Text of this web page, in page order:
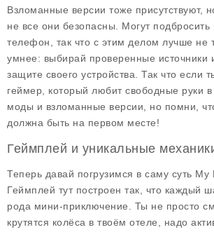
Взломанные версии тоже присутствуют,
не все они безопасны. Могут подбросить
телефон, так что с этим делом лучше не
умнее: выбирай проверенные источники
защите своего устройства. Так что если
геймер, который любит свободные руки
моды и взломанные версии, но помни,
должна быть на первом месте!
Геймплей и уникальные
Теперь давай погрузимся в саму суть My
Геймплей тут построен так, что каждый
рода мини-приключение. Ты не просто
крутятся колёса в твоём отеле, надо